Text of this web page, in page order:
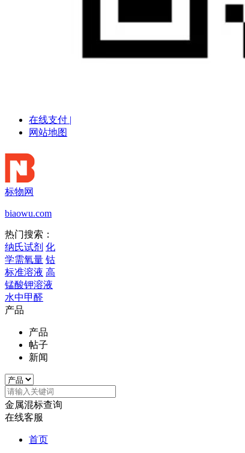
在线支付 |
网站地图
标物网
biaowu.com
热门搜索：
纳氏试剂 化
学需氧量 钴
标准溶液 高
锰酸钾溶液
水中甲醛
产品
产品
帖子
新闻
金属混标查询
在线客服
首页